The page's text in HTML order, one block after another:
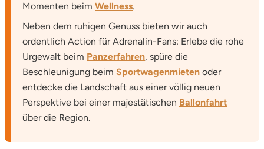
Momenten beim Wellness.
Neben dem ruhigen Genuss bieten wir auch
ordentlich Action für Adrenalin-Fans: Erlebe die rohe
Urgewalt beim Panzerfahren, spüre die
Beschleunigung beim Sportwagenmieten oder
entdecke die Landschaft aus einer völlig neuen
Perspektive bei einer majestätischen Ballonfahrt
über die Region.